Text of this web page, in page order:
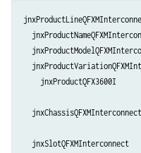
jnxProductQFX3600I
jnxSlotQFXMInterconnect